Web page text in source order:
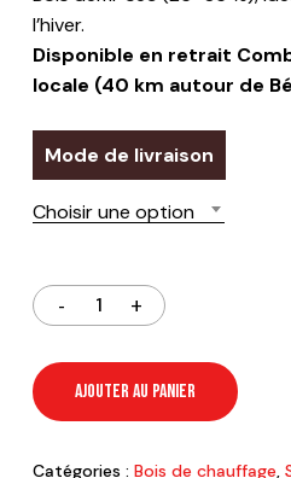
l’hiver.
Disponible en retrait
locale (40 km autour de
Mode de livraison
Choisir une option
AJOUTER AU PANIER
Catégories : Bois de chauffage,